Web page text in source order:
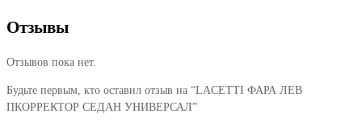
Отзывы
Отзывов пока нет.
Будьте первым, кто оставил отзыв на “LACETTI ФАРА ЛЕВ
ПКОРРЕКТОР СЕДАН УНИВЕРСАЛ”